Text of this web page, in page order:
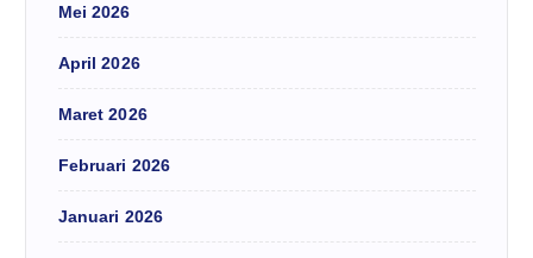
Mei 2026
April 2026
Maret 2026
Februari 2026
Januari 2026